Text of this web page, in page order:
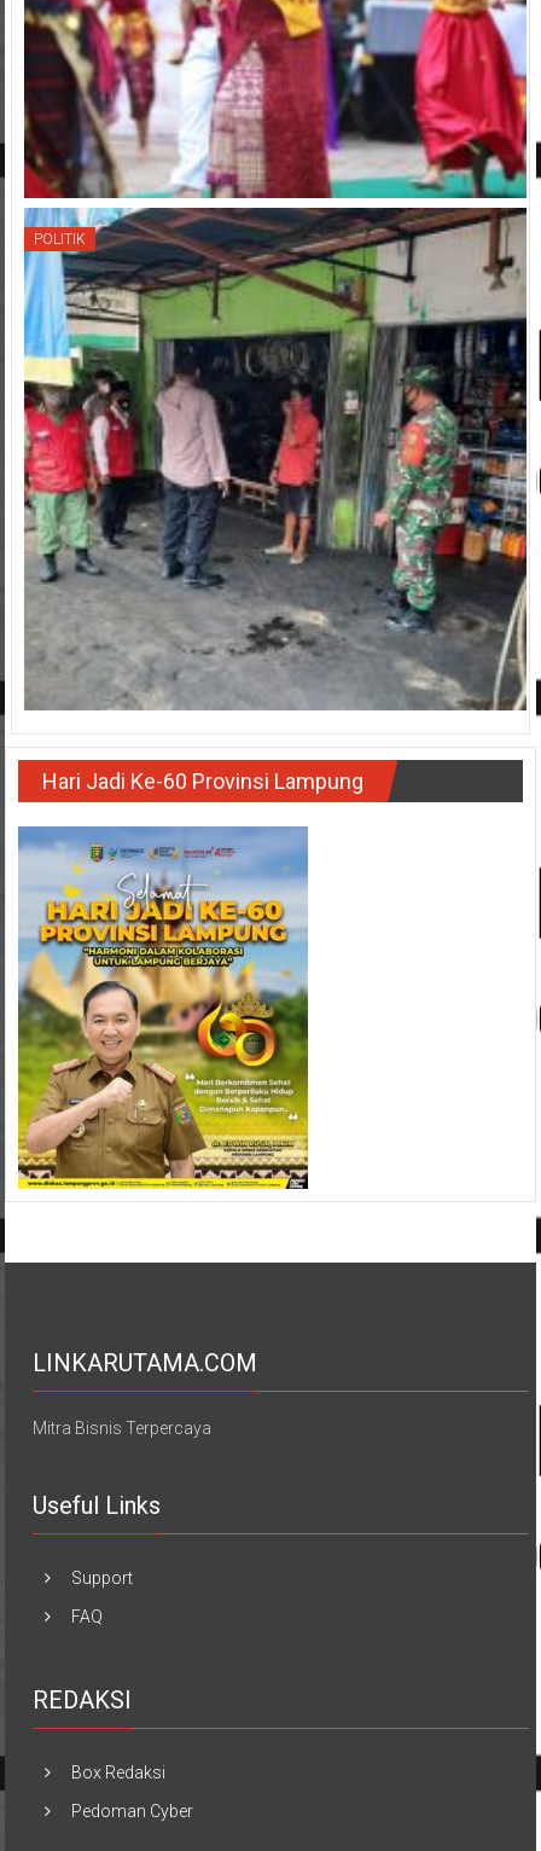
POLITIK
Hari Jadi Ke-60 Provinsi Lampung
LINKARUTAMA.COM
Mitra Bisnis Terpercaya
Useful Links
Support
FAQ
REDAKSI
Box Redaksi
Pedoman Cyber